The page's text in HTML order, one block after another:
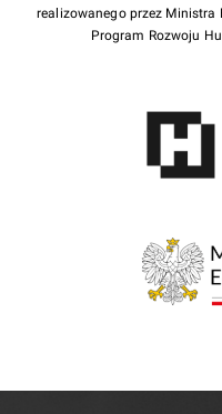
realizowanego przez Ministra
Program Rozwoju